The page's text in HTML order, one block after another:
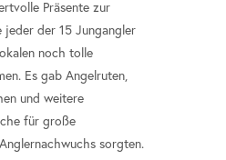
Präsente zur
jeder der 15 Jungangler
noch tolle
Es gab Angelruten,
und weitere
für große
sorgten.